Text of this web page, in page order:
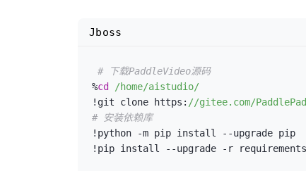
# 下载PaddleVideo源码
%cd
/home/aistudio/
!git clone https: //gitee.com/
# 安装依赖库
!python -m pip install
--upgrade pip
!pip install
--upgrade
Jboss